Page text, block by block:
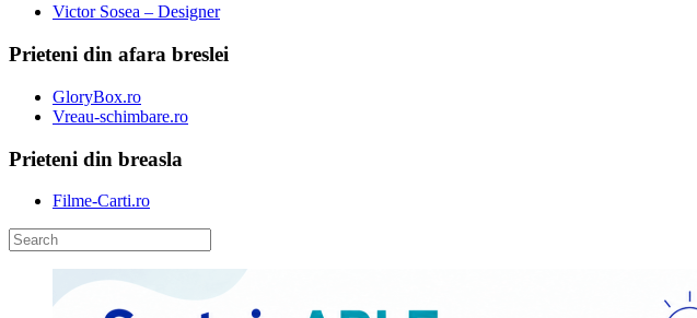
Victor Sosea – Designer
Prieteni din afara breslei
GloryBox.ro
Vreau-schimbare.ro
Prieteni din breasla
Filme-Carti.ro